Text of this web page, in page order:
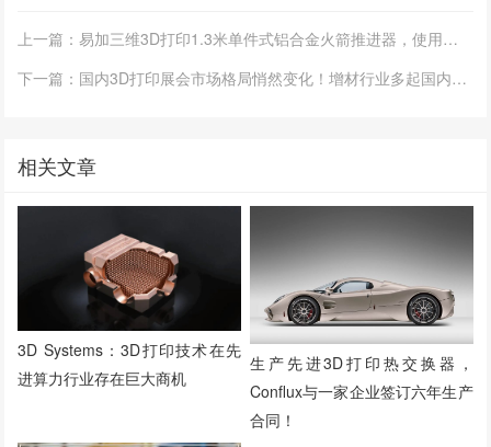
上一篇：易加三维3D打印1.3米单件式铝合金火箭推进器，使用大型计算工程模型设计
下一篇：国内3D打印展会市场格局悄然变化！增材行业多起国内并购案例总结
相关文章
3D Systems：3D打印技术在先
进算力行业存在巨大商机
生产先进3D打印热交换器，
Conflux与一家企业签订六年生产
合同！